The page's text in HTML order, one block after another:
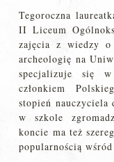
Tegoroczna
II Liceum
zajęcia z wiedzy o
archeologię na
specjalizuje się
członkiem
stopień nauczyciela
w szkole
koncie ma też
popularnością